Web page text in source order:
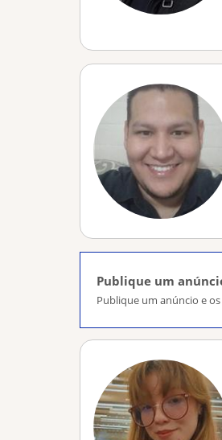
Publique um
Publique um anúncio e